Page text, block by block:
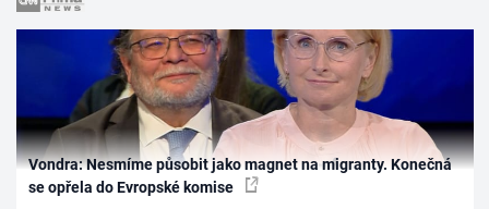
Vondra: Nesmíme působit jako magnet na migranty. Konečná
se opřela do Evropské komise